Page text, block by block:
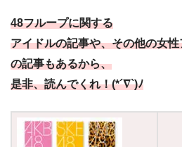
48フループに関する
アイドルの記事や、その他の女性
の記事もあるから、
是非、読んでくれ！(*´∇`)ﾉ